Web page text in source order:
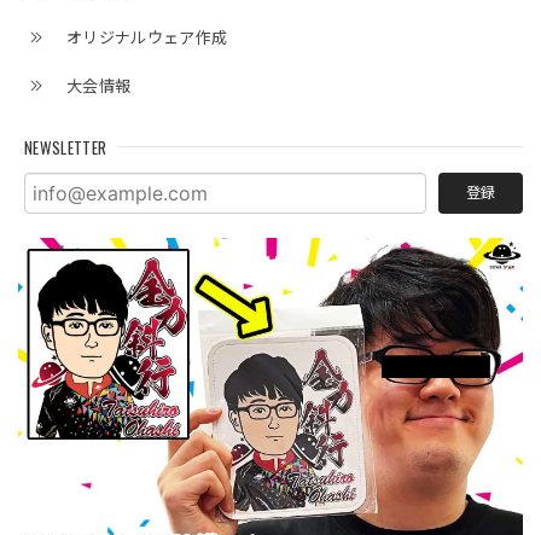
オリジナルウェア作成
大会情報
NEWSLETTER
登録